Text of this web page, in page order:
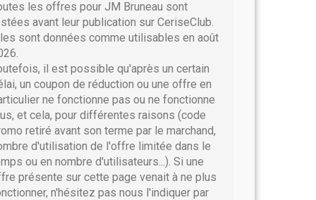
les offres pour JM Bruneau sont
avant leur publication sur CeriseClub.
sont données comme utilisables en août
il est possible qu'après un certain
un coupon de réduction ou une offre en
ne fonctionne pas ou ne fonctionne
et cela, pour différentes raisons (code
retiré avant son terme par le marchand,
d'utilisation de l'offre limitée dans le
ou en nombre d'utilisateurs...). Si une
présente sur cette page venait à ne plus
n'hésitez pas nous l'indiquer par